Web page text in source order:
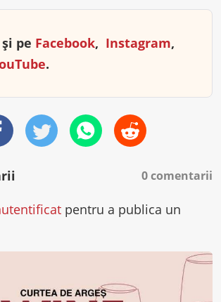
pe Facebook, Instagram,
.
0 comentarii
pentru a publica un